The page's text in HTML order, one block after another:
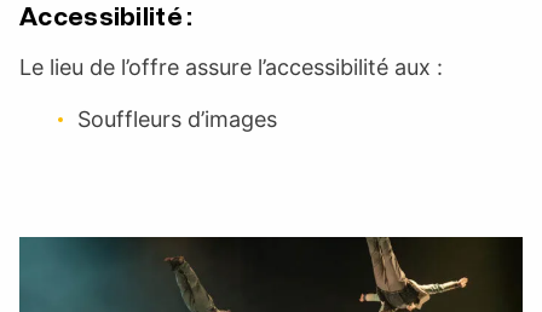
Accessibilité :
Le lieu de l’offre assure l’accessibilité aux :
Souffleurs d’images